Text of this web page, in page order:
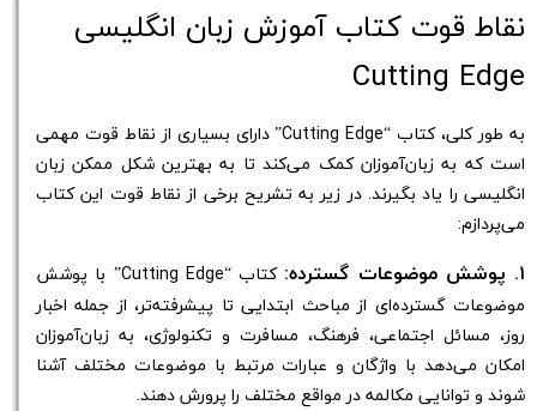
به طور کلی، کتاب “Cutting Edge” دارای بسیاری از نقاط قوت مهمی
است که به زبان‌آموزان کمک می‌کند تا به بهترین شکل ممکن زبان
انگلیسی را یاد بگیرند. در زیر به تشریح برخی از نقاط قوت این کتاب
می‌پردازم:
۱. پوشش موضوعات گسترده:
کتاب “Cutting Edge” با پوشش
موضوعات گسترده‌ای از مباحث ابتدایی تا پیشرفته‌تر، از جمله اخبار
روز، مسائل اجتماعی، فرهنگ، مسافرت و تکنولوژی، به زبان‌آموزان
امکان می‌دهد با واژگان و عبارات مرتبط با موضوعات مختلف آشنا
شوند و توانایی مکالمه در مواقع مختلف را پرورش دهند.
نقاط قوت کتاب آموزش زبان انگلیسی
Cutting Edge